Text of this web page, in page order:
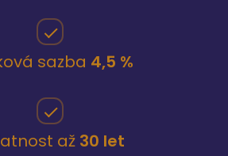
sazba 4,5 %
až 30 let